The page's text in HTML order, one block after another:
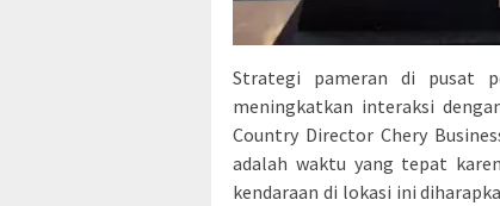
Strategi pameran di pusat
meningkatkan interaksi
Country Director Chery
adalah waktu yang tepat
kendaraan di lokasi ini